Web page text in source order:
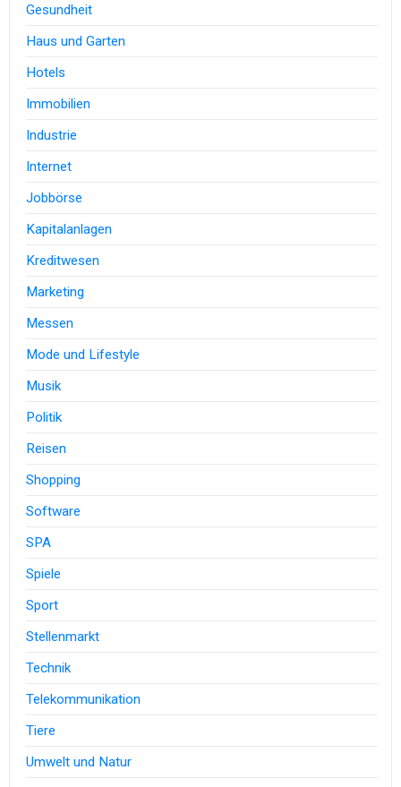
Gesundheit
Haus und Garten
Hotels
Immobilien
Industrie
Internet
Jobbörse
Kapitalanlagen
Kreditwesen
Marketing
Messen
Mode und Lifestyle
Musik
Politik
Reisen
Shopping
Software
SPA
Spiele
Sport
Stellenmarkt
Technik
Telekommunikation
Tiere
Umwelt und Natur